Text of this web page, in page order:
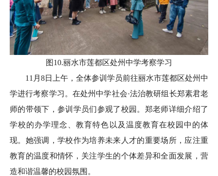
图10.丽水市莲都区处州中学考察学习
11月8日上午，全体参训学员前往丽水市莲都区处州中
学进行考察学习。在处州中学社会·法治教研组长郑素君老
师的带领下，参训学员们参观了校园。郑老师详细介绍了
学校的办学理念、教育特色以及温度教育在校园中的体
现。她强调，学校作为培养未来人才的重要场所，应注重
教育的温度和情怀，关注学生的个体差异和全面发展，营
造和谐温馨的校园氛围。